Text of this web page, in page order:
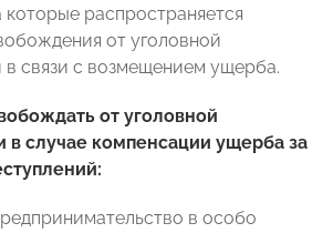
которые распространяется
от уголовной
в связи с возмещением ущерба.
от уголовной
в случае компенсации ущерба за
в особо